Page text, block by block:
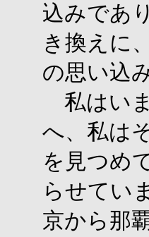
込みであ
き換えに
の思い込
私はい
へ、私は
を見つめ
らせてい
京から那